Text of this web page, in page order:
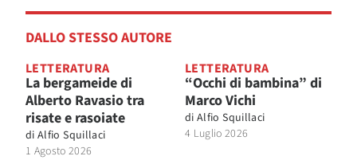
DALLO STESSO AUTORE
LETTERATURA
La bergameide di
Alberto Ravasio tra
risate e rasoiate
di Alfio Squillaci
1 Agosto 2026
LETTERATURA
“Occhi di bambina” di
Marco Vichi
di Alfio Squillaci
4 Luglio 2026